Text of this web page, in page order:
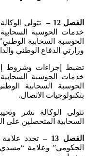
الفصل 12 –
تتولى
خدمات الحوسبة
الحوسبة السحابية
وزارتي الدفاع الوطني
تضبط إجراءات وشروط
خدمات الحوسبة
الحوسبة السحابية
بتكنولوجيات الاتصال.
تتولى الوكالة نشر
السحابية المتحصلين على
الفصل 13 –
تجدد
الحكومي” وعلامة